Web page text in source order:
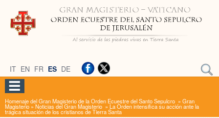
IT EN FR ES DE
Homenaje del Gran Magisterio de la Orden Ecuestre del Santo Sepulcro » Gran
Magisterio » Noticias del Gran Magisterio » La Orden intensifica su acción ante la
trágica situación de los cristianos de Tierra Santa